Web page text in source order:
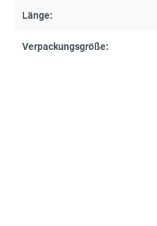
Länge:
Verpackungsgröße: